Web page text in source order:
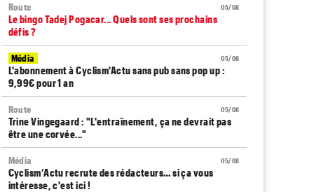
05/08
Route
Le bingo Tadej Pogacar... Quels sont ses prochains
défis ?
05/08
Média
L'abonnement à Cyclism'Actu sans pub sans pop up :
9,99€ pour 1 an
05/08
Route
Trine Vingegaard : "L'entraînement, ça ne devrait pas
être une corvée..."
05/08
Média
Cyclism’Actu recrute des rédacteurs… si ça vous
intéresse, c'est ici !